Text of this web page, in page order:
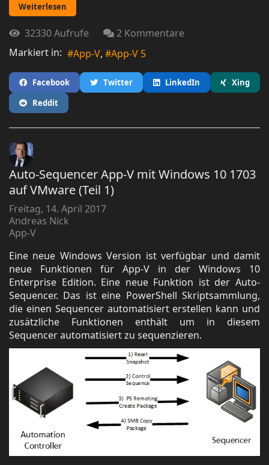
Weiterlesen
32330 Aufrufe
2 Kommentare
Markiert in:
App-V App-V 5
Facebook Twitter LinkedIn
Xing
Reddit
Auto-Sequencer App-V mit Windows 10 1703
auf VMware (Teil 1)
Freitag, 14. April 2017
Andreas Nick
App-V
Eine neue Windows Version ist verfügbar und damit
neue Funktionen für App-V in der Windows 10
Enterprise Edition. Eine neue Funktion ist der Auto-
Sequencer. Das ist eine PowerShell Skriptsammlung,
die einen Sequencer automatisiert erstellen kann und
zusätzliche Funktionen enthält um in diesem
Sequencer automatisiert zu sequenzieren.